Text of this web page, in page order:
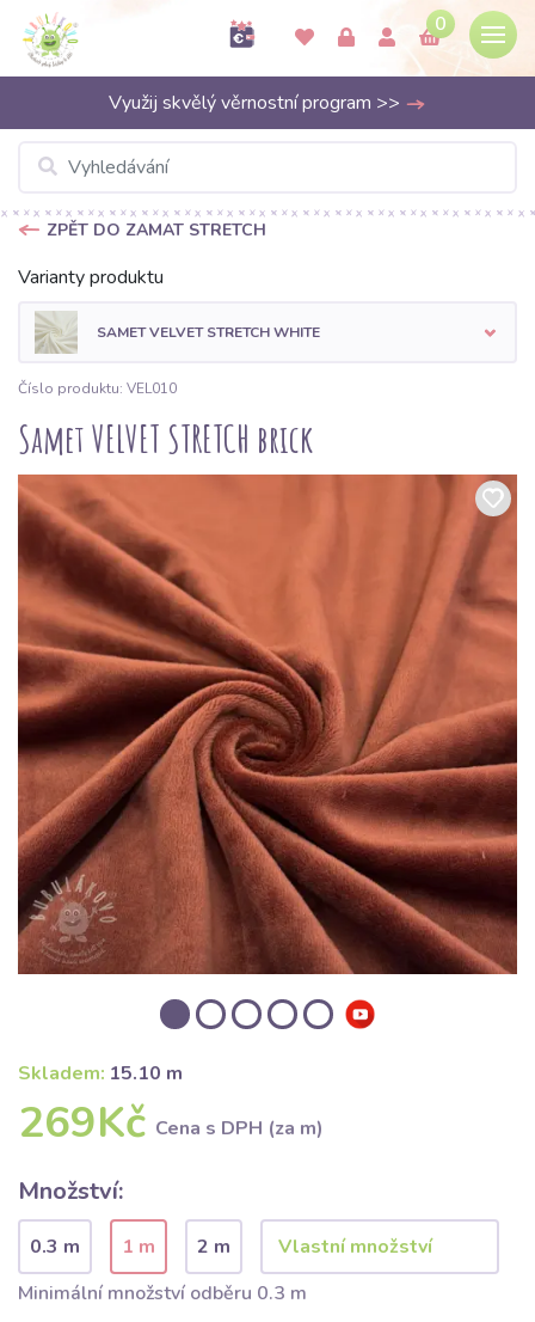
0
Využij skvělý věrnostní program >>
ZPĚT DO ZAMAT STRETCH
Varianty produktu
SAMET VELVET STRETCH WHITE
Číslo produktu: VEL010
Samet VELVET STRETCH brick
Skladem: 15.10 m
269Kč Cena s DPH (za m)
Množství:
0.3 m 1 m
2 m
Minimální množství odběru 0.3 m